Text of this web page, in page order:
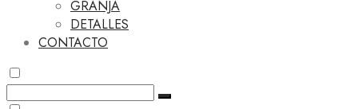
GRANJA
DETALLES
CONTACTO